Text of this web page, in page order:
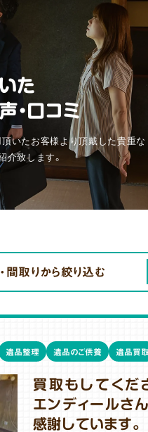
た
・口コミ
いたお客様より頂戴した貴重な
介致します。
買取もしてくだ
エンディールさ
感謝しています。
遺品整理 遺品のご供養 遺品買取
間取りから絞り込む